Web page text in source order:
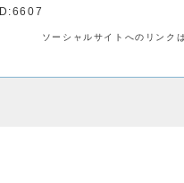
ID:6607
ソーシャルサイトへのリンク